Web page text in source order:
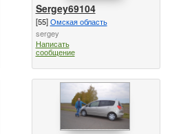
Sergey69104
[55]Омская область
sergey
Написать
сообщение